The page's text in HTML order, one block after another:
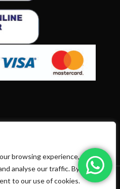
browsing experience, serve
analyse our traffic. By
to our use of cookies.
drepturile rezervate.